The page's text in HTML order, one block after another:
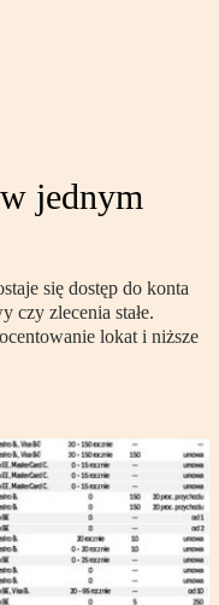
jednym
się dostęp do konta
czy zlecenia stałe.
lokat i niższe